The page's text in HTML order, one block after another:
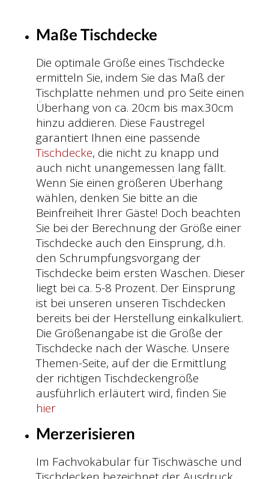
Maße Tischdecke
Die optimale Größe eines Tischdecke
ermitteln Sie, indem Sie das Maß der
Tischplatte nehmen und pro Seite einen
Überhang von ca. 20cm bis max.30cm
hinzu addieren. Diese Faustregel
garantiert Ihnen eine passende
Tischdecke, die nicht zu knapp und
auch nicht unangemessen lang fällt.
Wenn Sie einen größeren Überhang
wählen, denken Sie bitte an die
Beinfreiheit Ihrer Gäste! Doch beachten
Sie bei der Berechnung der Größe einer
Tischdecke auch den Einsprung, d.h.
den Schrumpfungsvorgang der
Tischdecke beim ersten Waschen. Dieser
liegt bei ca. 5-8 Prozent. Der Einsprung
ist bei unseren unseren Tischdecken
bereits bei der Herstellung einkalkuliert.
Die Größenangabe ist die Größe der
Tischdecke nach der Wäsche. Unsere
Themen-Seite, auf der die Ermittlung
der richtigen Tischdeckengröße
ausführlich erläutert wird, finden Sie
hier
Merzerisieren
Im Fachvokabular für Tischwäsche und